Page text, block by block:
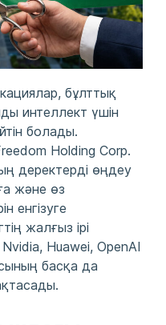
бұлттық
интеллект үшін
болады.
Holding Corp.
деректерді өңдеу
және өз
енгізуге
жалғыз ірі
Huawei, OpenAI
басқа да